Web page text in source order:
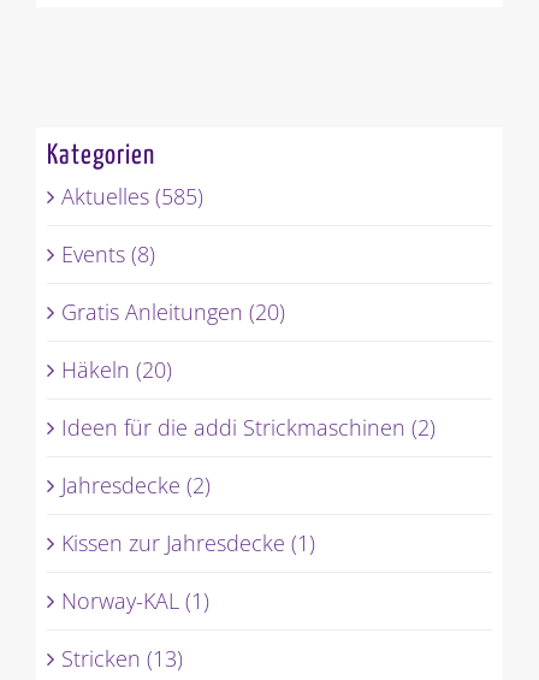
Kategorien
Aktuelles (585)
Events (8)
Gratis Anleitungen (20)
Häkeln (20)
Ideen für die addi Strickmaschinen (2)
Jahresdecke (2)
Kissen zur Jahresdecke (1)
Norway-KAL (1)
Stricken (13)